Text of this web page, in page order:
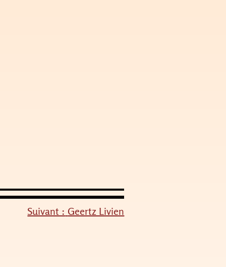
Suivant : Geertz Livien